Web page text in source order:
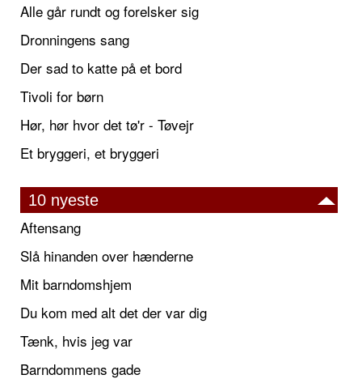
Alle går rundt og forelsker sig
Dronningens sang
Der sad to katte på et bord
Tivoli for børn
Hør, hør hvor det tø'r - Tøvejr
Et bryggeri, et bryggeri
10 nyeste
Aftensang
Slå hinanden over hænderne
Mit barndomshjem
Du kom med alt det der var dig
Tænk, hvis jeg var
Barndommens gade